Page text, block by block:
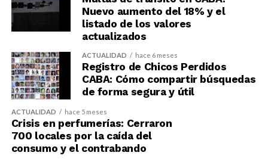
Nuevo aumento del 18% y el
listado de los valores
actualizados
ACTUALIDAD hace 6 meses
Registro de Chicos Perdidos
CABA: Cómo compartir búsquedas
de forma segura y útil
ACTUALIDAD hace 5 meses
Crisis en perfumerías: Cerraron
700 locales por la caída del
consumo y el contrabando